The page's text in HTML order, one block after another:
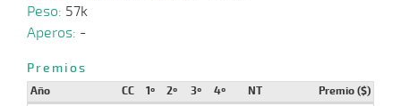
Peso: 57k
Aperos: -
Premios
Año CC 1º 2º 3º 4º NT Premio ($)